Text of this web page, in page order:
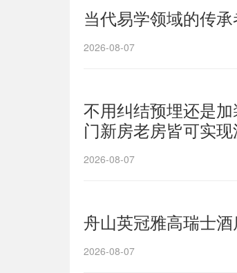
当代易学领域的传
2026-08-07
不用纠结预埋还是
门新房老房皆可实
2026-08-07
舟山英冠雅高瑞士
2026-08-07